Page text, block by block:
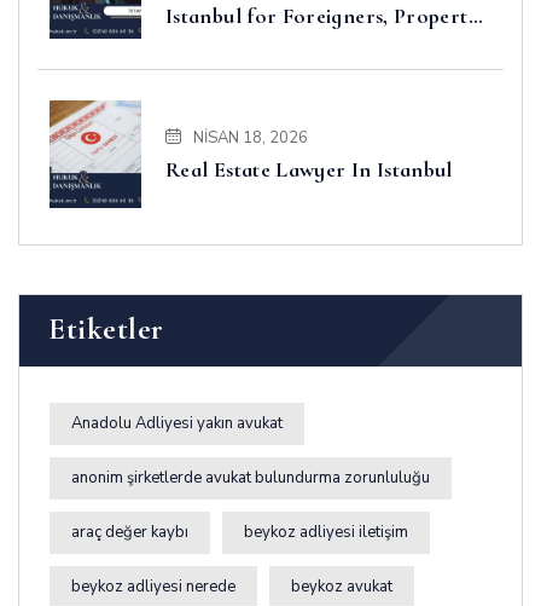
Istanbul for Foreigners, Property,
NISAN 18, 2026
Real Estate Lawyer In Istanbul
Etiketler
Anadolu Adliyesi yakın avukat
anonim şirketlerde avukat bulundurma zorunluluğu
araç değer kaybı beykoz adliyesi iletişim
beykoz adliyesi nerede beykoz avukat